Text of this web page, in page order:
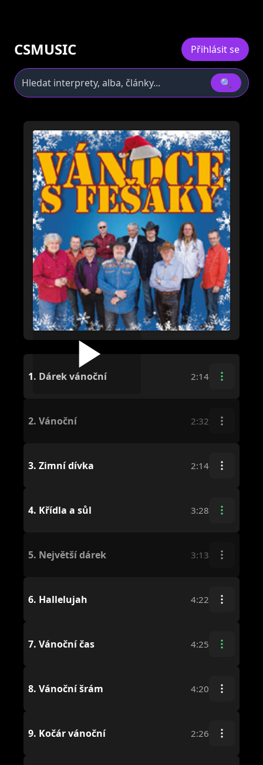
CSMUSIC Přihlásit se
🔍
1. Dárek vánoční 2:14
2. Vánoční 2:32
3. Zimní dívka 2:14
4. Křídla a sůl 3:28
5. Největší dárek 3:13
6. Hallelujah 4:22
7. Vánoční čas 4:25
8. Vánoční šrám 4:20
9. Kočár vánoční 2:26